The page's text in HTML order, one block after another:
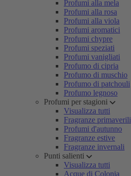
Profumi alla mela
Profumi alla rosa
Profumi alla viola
Profumi aromatici
Profumi chypre
Profumi speziati
Profumi vanigliati
Profumo di cipria
Profumo di muschio
Profumo di patchouli
Profumo legnoso
Profumi per stagioni
Visualizza tutti
Fragranze primaverili
Profumi d'autunno
Fragranze estive
Fragranze invernali
Punti salienti
Visualizza tutti
Acque di Colonia